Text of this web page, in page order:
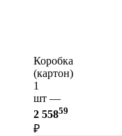
Коробка
(картон)
1
шт —
2 55859
₽